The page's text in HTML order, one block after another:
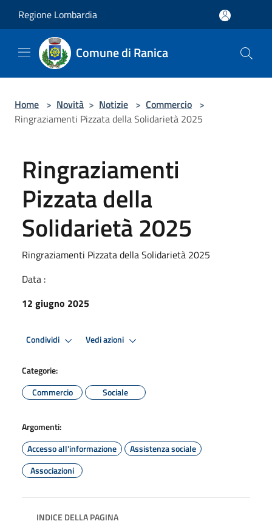
Regione Lombardia
Comune di Ranica
Home > Novità > Notizie > Commercio >
Ringraziamenti Pizzata della Solidarietà 2025
Ringraziamenti
Pizzata della
Solidarietà 2025
Ringraziamenti Pizzata della Solidarietà 2025
Data :
12 giugno 2025
Condividi Vedi azioni
Categorie:
Commercio
Sociale
Argomenti:
Accesso all'informazione
Assistenza sociale
Associazioni
INDICE DELLA PAGINA